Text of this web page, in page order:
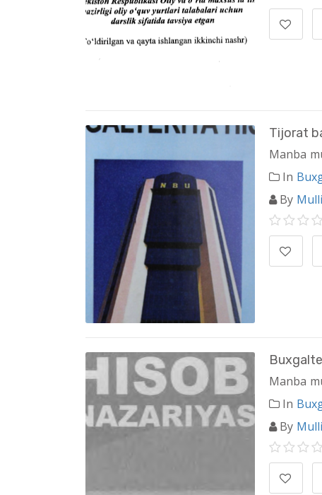
Tijorat
Manba
In
By
Manba
In
By